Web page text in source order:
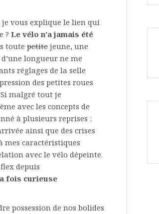
je vous explique le lien qui
? Le vélo n’a jamais été
toute petite jeune, une
longueur ne me
réglages de la selle
des petites roues
malgré tout je
avec les concepts de
à plusieurs reprises :
ainsi que des crises
mes caractéristiques
avec le vélo dépeinte.
depuis
fois curieuse
possession de nos bolides